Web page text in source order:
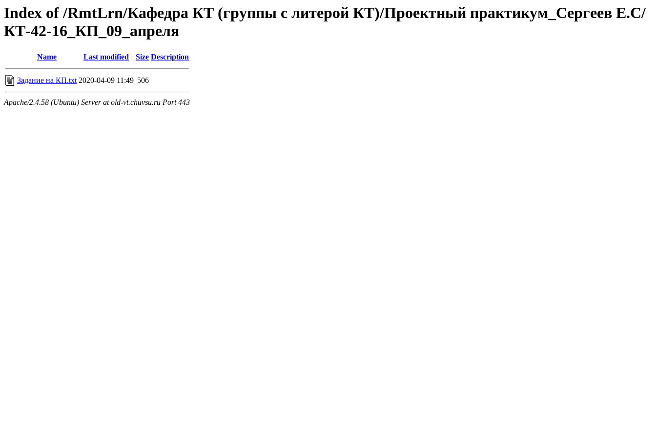
Index of /RmtLrn/Кафедра КТ (группы с литерой КТ)/Проектный практикум_Сергеев Е.С/
КТ-42-16_КП_09_апреля
Name Last modified Size Description
Задание на КП.txt 2020-04-09 11:49 506
Apache/2.4.58 (Ubuntu) Server at old-vt.chuvsu.ru Port 443